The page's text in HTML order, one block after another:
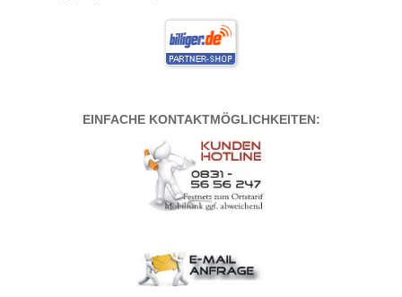
EINFACHE KONTAKTMÖGLICHKEITEN: